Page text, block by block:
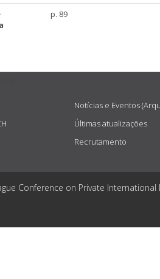
p. 89
Notícias e Eventos
Últimas atualizações
Recrutamento
Conference on Private